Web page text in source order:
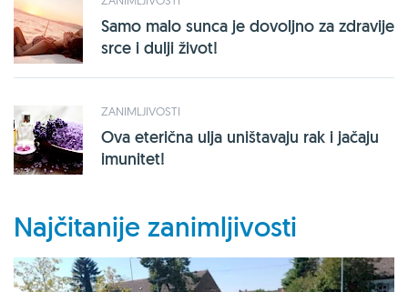
Samo malo sunca je dovoljno za zdravije
srce i dulji život!
ZANIMLJIVOSTI
Ova eterična ulja uništavaju rak i jačaju
imunitet!
Najčitanije zanimljivosti